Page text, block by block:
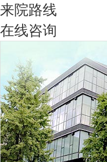
来院路线
在线咨询